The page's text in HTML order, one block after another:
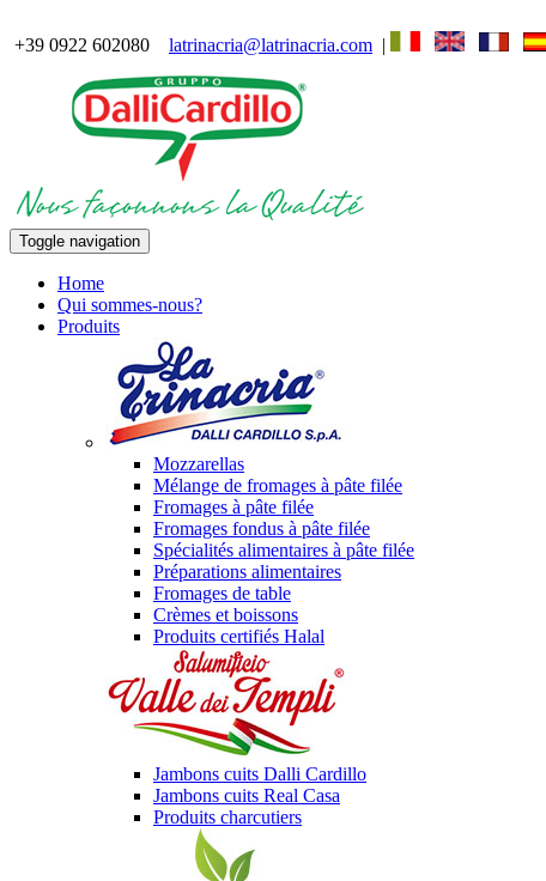
+39 0922 602080 latrinacria@latrinacria.com |
Toggle navigation
Home
Qui sommes-nous?
Produits
Mozzarellas
Mélange de fromages à pâte filée
Fromages à pâte filée
Fromages fondus à pâte filée
Spécialités alimentaires à pâte filée
Préparations alimentaires
Fromages de table
Crèmes et boissons
Produits certifiés Halal
Jambons cuits Dalli Cardillo
Jambons cuits Real Casa
Produits charcutiers